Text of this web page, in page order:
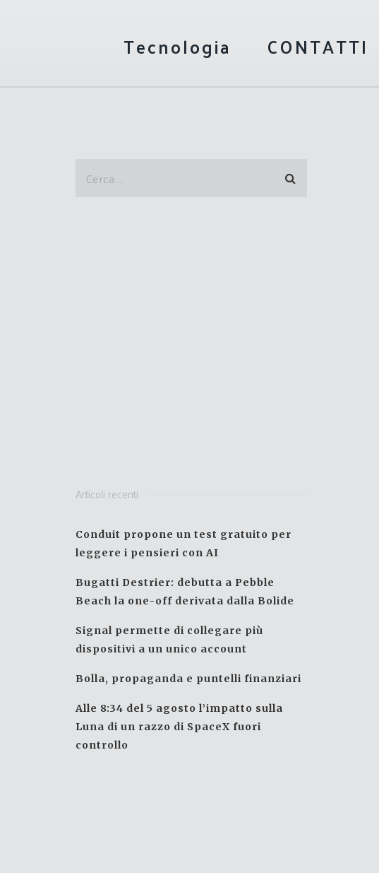
Tecnologia CONTATTI
Articoli recenti
Conduit propone un test gratuito per
leggere i pensieri con AI
Bugatti Destrier: debutta a Pebble
Beach la one-off derivata dalla Bolide
Signal permette di collegare più
dispositivi a un unico account
Bolla, propaganda e puntelli finanziari
Alle 8:34 del 5 agosto l’impatto sulla
Luna di un razzo di SpaceX fuori
controllo